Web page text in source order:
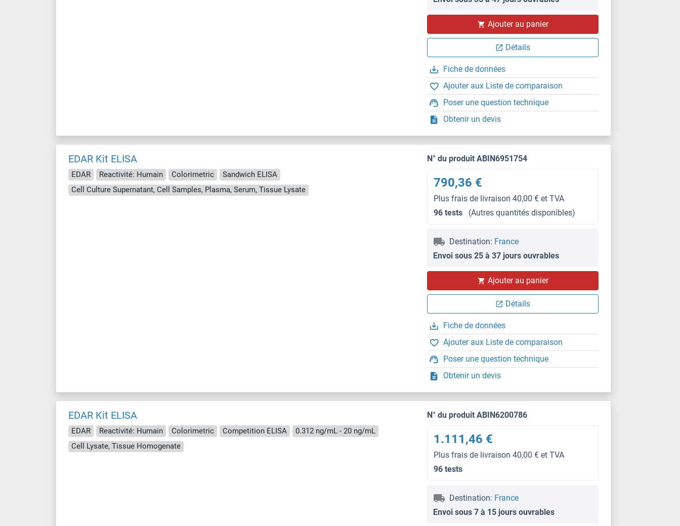
Ajouter au panier
Détails
Fiche de données
Ajouter aux Liste de comparaison
Poser une question technique
Obtenir un devis
EDAR Kit ELISA
EDAR Reactivité: Humain Colorimetric
Sandwich ELISA
Cell Culture Supernatant, Cell Samples, Plasma, Serum, Tissue Lysate
N° du produit ABIN6951754
790,36 €
Plus frais de livraison 40,00 € et TVA
96 tests
(Autres quantités disponibles)
Destination: France
Envoi sous 25 à 37 jours ouvrables
Ajouter au panier
Détails
Fiche de données
Ajouter aux Liste de comparaison
Poser une question technique
Obtenir un devis
EDAR Kit ELISA
EDAR Reactivité: Humain Colorimetric Competition ELISA
0.312 ng/mL - 20 ng/mL
Cell Lysate, Tissue Homogenate
N° du produit ABIN6200786
1.111,46 €
Plus frais de livraison 40,00 € et TVA
96 tests
Destination: France
Envoi sous 7 à 15 jours ouvrables